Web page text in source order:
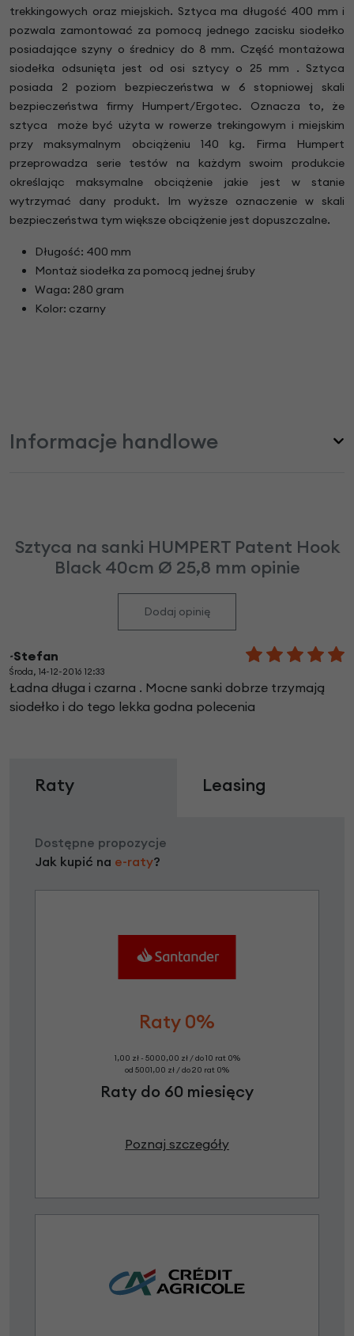
trekkingowych oraz miejskich. Sztyca ma długość 400 mm i
pozwala zamontować za pomocą jednego zacisku siodełko
posiadające szyny o średnicy do 8 mm. Część montażowa
siodełka odsunięta jest od osi sztycy o 25 mm . Sztyca
posiada 2 poziom bezpieczeństwa w 6 stopniowej skali
bezpieczeństwa firmy Humpert/Ergotec. Oznacza to, że
sztyca może być użyta w rowerze trekingowym i miejskim
przy maksymalnym obciążeniu 140 kg. Firma Humpert
przeprowadza serie testów na każdym swoim produkcie
określając maksymalne obciążenie jakie jest w stanie
wytrzymać dany produkt. Im wyższe oznaczenie w skali
bezpieczeństwa tym większe obciążenie jest dopuszczalne.
Długość: 400 mm
Montaż siodełka za pomocą jednej śruby
Waga: 280 gram
Kolor: czarny
Informacje handlowe
Sztyca na sanki HUMPERT Patent Hook
Black 40cm Ø 25,8 mm opinie
Dodaj opinię
~Stefan
Środa, 14-12-2016 12:33
Ładna długa i czarna . Mocne sanki dobrze trzymają
siodełko i do tego lekka godna polecenia
Raty Leasing
Dostępne propozycje
Jak kupić na e-raty?
Raty 0%
1,00 zł - 5000,00 zł / do 10 rat 0%
od 5001,00 zł / do 20 rat 0%
Raty do 60 miesięcy
Poznaj szczegóły